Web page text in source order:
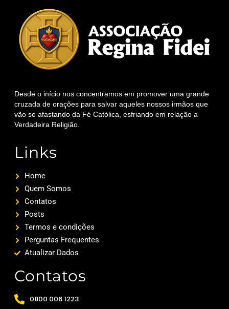
Desde o início nos concentramos em promover uma grande
cruzada de orações para salvar aqueles nossos irmãos que
vão se afastando da Fé Católica, esfriando em relação a
Verdadeira Religião.
Links
Home
Quem Somos
Contatos
Posts
Termos e condições
Perguntas Frequentes
Atualizar Dados
Contatos
0800 006 1223